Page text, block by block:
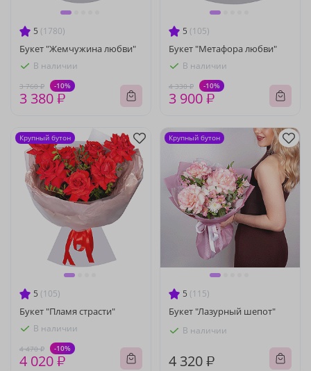
5 (1780)
Букет "Жемчужина любви"
В наличии
3 760 ₽ -10%
3 380 ₽
5 (105)
Букет "Метафора любви"
В наличии
4 330 ₽ -10%
3 900 ₽
5 (105)
Букет "Пламя страсти"
В наличии
4 470 ₽ -10%
4 020 ₽
Крупный бутон
5 (115)
Букет "Лазурный шепот"
В наличии
4 320 ₽
Крупный бутон